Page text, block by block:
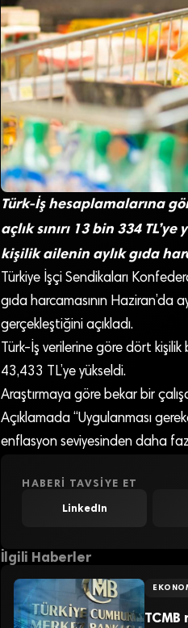
Türk-İş hesaplamalarına
açlık sınırı 13 bin 334
kişilik ailenin aylık gıda
Türkiye İşçi Sendikaları
gıda harcamasının Haziran’da
gerçekleştiğini açıkladı.
Türk-İş verilerine göre dört kişilik
43,433 TL’ye yükseldi.
Araştırmaya göre bekar bir
Açıklamada “Uygulanması
enflasyon seviyesinden daha
HABERI TAVSIYE ET
LinkedIn
İlgili Haberler